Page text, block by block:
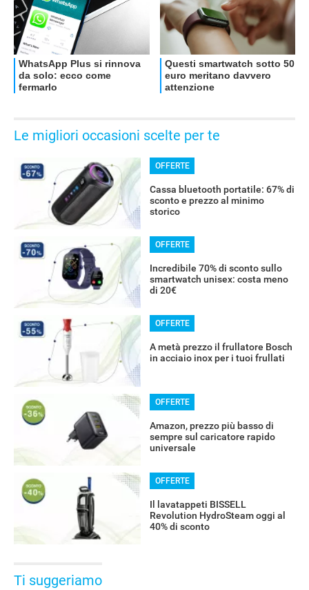
RECENSIONI
Le migliori occasioni scelte per te
OFFERTE
Cassa bluetooth portatile: 67% di
sconto e prezzo al minimo
storico
OFFERTE
Incredibile 70% di sconto sullo
smartwatch unisex: costa meno
di 20€
OFFERTE
A metà prezzo il frullatore Bosch
in acciaio inox per i tuoi frullati
OFFERTE
Amazon, prezzo più basso di
sempre sul caricatore rapido
universale
OFFERTE
Il lavatappeti BISSELL
Revolution HydroSteam oggi al
40% di sconto
Ti suggeriamo